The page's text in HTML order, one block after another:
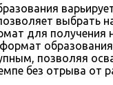
выбрать
для получения
позволяя
без отрыва от